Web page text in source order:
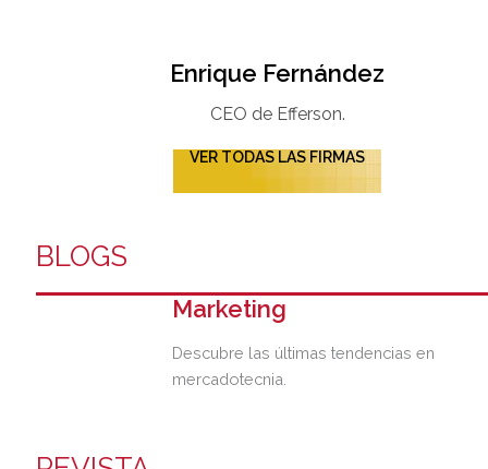
Enrique Fernández
CEO de Efferson.
VER TODAS LAS FIRMAS
BLOGS
Marketing
Descubre las últimas tendencias en
mercadotecnia.